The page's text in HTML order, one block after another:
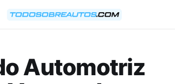
Automotriz